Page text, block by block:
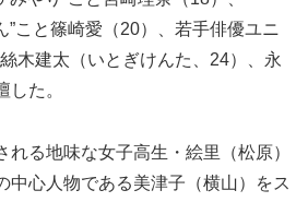
”こと篠崎愛（20）、若手俳優ユニ
木建太（いとぎけんた、24）、永
た。
る地味な女子高生・絵里（松原）
中心人物である美津子（横山）をス